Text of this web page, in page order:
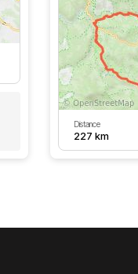
Distance
227 km